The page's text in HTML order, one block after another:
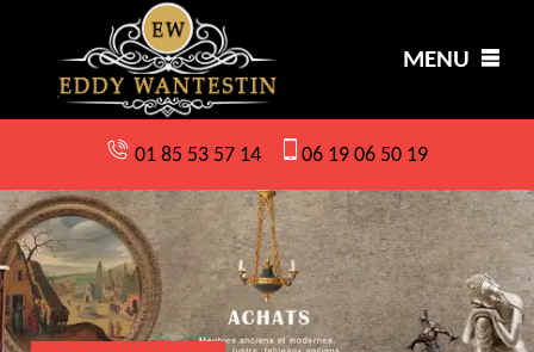
MENU
01 85 53 57 14 06 19 06 50 19